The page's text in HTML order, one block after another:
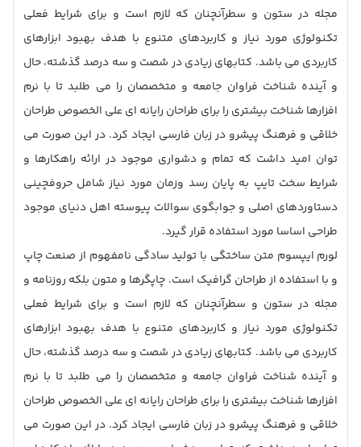
مجله در ستون و سطرآنچنان که لازم است و برای شرایط فعلی
تکنولوژی مورد نیاز و کاربردهای متنوع با هدف بهبود ابزارهای
کاربردی می باشد. کتابهای زیادی در شصت و سه درصد گذشته، حال
و آینده شناخت فراوان جامعه و متخصصان را می طلبد تا با نرم
افزارها شناخت بیشتری را برای طراحان رایانه ای علی الخصوص طراحان
خلاقی و فرهنگ پیشرو در زبان فارسی ایجاد کرد. در این صورت می
توان امید داشت که تمام و دشواری موجود در ارائه راهکارها و
شرایط سخت تایپ به پایان رسد وزمان مورد نیاز شامل حروفچینی
دستاوردهای اصلی و جوابگوی سوالات پیوسته اهل دنیای موجود
طراحی اساسا مورد استفاده قرار گیرد.
لورم ایپسوم متن ساختگی با تولید سادگی نامفهوم از صنعت چاپ
و با استفاده از طراحان گرافیک است. چاپگرها و متون بلکه روزنامه و
مجله در ستون و سطرآنچنان که لازم است و برای شرایط فعلی
تکنولوژی مورد نیاز و کاربردهای متنوع با هدف بهبود ابزارهای
کاربردی می باشد. کتابهای زیادی در شصت و سه درصد گذشته، حال
و آینده شناخت فراوان جامعه و متخصصان را می طلبد تا با نرم
افزارها شناخت بیشتری را برای طراحان رایانه ای علی الخصوص طراحان
خلاقی و فرهنگ پیشرو در زبان فارسی ایجاد کرد. در این صورت می